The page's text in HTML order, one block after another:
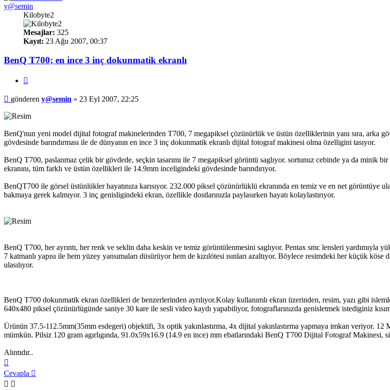
y@semin
Kilobyte2
Mesajlar: 325
Kayıt: 23 Ağu 2007, 00:37
BenQ T700; en ince 3 inç dokunmatik ekranlı
Mesaj
gönderen y@semin » 23 Eyl 2007, 22:25
BenQ'nun yeni model dijital fotograf makinelerinden T700, 7 megapiksel çözünürlük ve üstün özelliklerinin yanı sıra, arka
gövdesinde barındırması ile de dünyanın en ince 3 inç dokunmatik ekranlı dijital fotograf makinesi olma özelligini tasıyor.
BenQ T700, paslanmaz çelik bir gövdede, seçkin tasarımı ile 7 megapiksel görüntü saglıyor. sortunuz cebinde ya da minik
ekranını, tüm farklı ve üstün özellikleri ile 14.9mm inceligindeki gövdesinde barındırıyor.
BenQT700 ile görsel üstünlükler hayatınıza karısıyor. 232.000 piksel çözünürlüklü ekranında en temiz ve en net görüntüye
bakmaya gerek kalmıyor. 3 inç genisligindeki ekran, özellikle dostlarınızla paylasırken hayatı kolaylastırıyor.
BenQ T700, her ayrıntı, her renk ve seklin daha keskin ve temiz görüntülenmesini saglıyor. Pentax smc lensleri yardımıyla
7 katmanlı yapısı ile hem yüzey yansımaları düsürüyor hem de kızılötesi ısınları azaltıyor. Böylece resimdeki her küçük
ulasılıyor.
BenQ T700 dokunmatik ekran özellikleri de benzerlerinden ayrılıyor.Kolay kullanımlı ekran üzerinden, resim, yazı gibi
640x480 piksel çözünürlügünde saniye 30 kare ile sesli video kaydı yapabiliyor, fotograflarınızda genisletmek istediginiz
Ürünün 37.5-112.5mm(35mm esdegeri) objektifi, 3x optik yakınlastırma, 4x dijital yakınlastırma yapmaya imkan veriyor.
mümkün. Pilsiz 120 gram agırlıgında, 91.0x59x16.9 (14.9 en ince) mm ebatlarındaki BenQ T700 Dijital Fotograf Makinesi,
Alıntıdır..
dön
Cevapla